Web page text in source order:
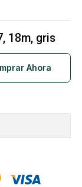
18m, gris
Ahora